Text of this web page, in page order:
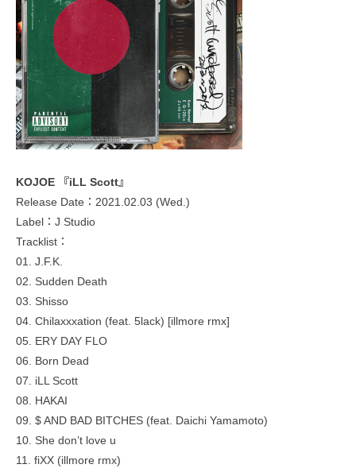
KOJOE 『iLL Scott』
Release Date：2021.02.03 (Wed.)
Label：J Studio
Tracklist：
01. J.F.K.
02. Sudden Death
03. Shisso
04. Chilaxxxation (feat. 5lack) [illmore rmx]
05. ERY DAY FLO
06. Born Dead
07. iLL Scott
08. HAKAI
09. $ AND BAD BITCHES (feat. Daichi Yamamoto)
10. She don’t love u
11. fiXX (illmore rmx)